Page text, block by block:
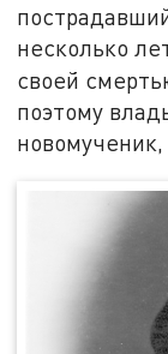
несколько
своей
поэтому